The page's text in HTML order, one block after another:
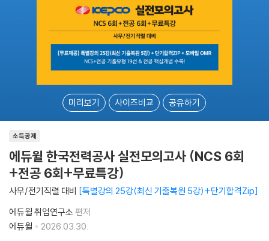
미리보기 사이즈비교 공유하기
소득공제
에듀윌 한국전력공사 실전모의고사 (NCS 6회
+전공 6회+무료특강)
사무/전기직렬 대비 특별강의 25강(최신 기출복원 5강)+단기합격Zip
에듀윌 취업연구소 편저
에듀윌
2026.03.30.